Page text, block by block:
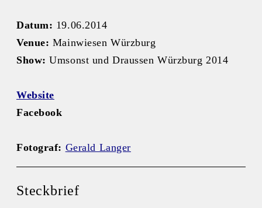
Datum: 19.06.2014
Venue: Mainwiesen Würzburg
Show: Umsonst und Draussen Würzburg 2014
Website
Facebook
Fotograf: Gerald Langer
Steckbrief